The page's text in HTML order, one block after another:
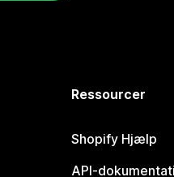
Ressourcer
Shopify Hjælp
API-